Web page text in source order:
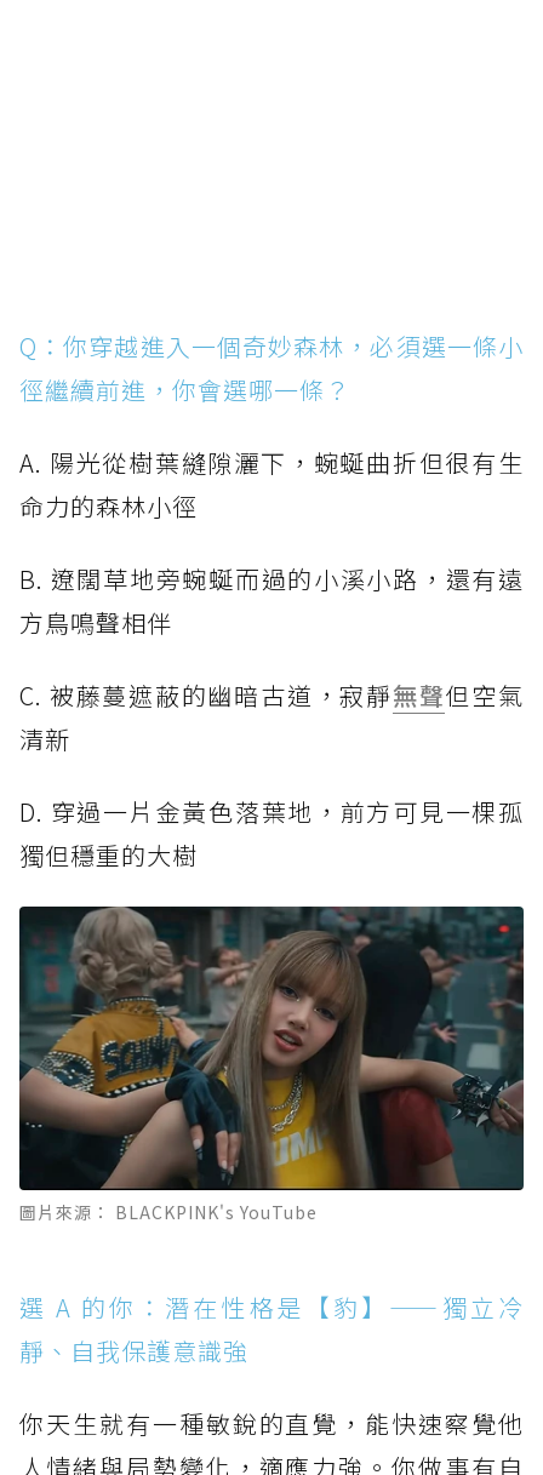
Q：你穿越進入一個奇妙森林，必須選一條小
徑繼續前進，你會選哪一條？
A. 陽光從樹葉縫隙灑下，蜿蜒曲折但很有生
命力的森林小徑
B. 遼闊草地旁蜿蜒而過的小溪小路，還有遠
方鳥鳴聲相伴
C. 被藤蔓遮蔽的幽暗古道，寂靜無聲但空氣
清新
D. 穿過一片金黃色落葉地，前方可見一棵孤
獨但穩重的大樹
圖片來源： BLACKPINK's YouTube
選 A 的你：潛在性格是【豹】——獨立冷
靜、自我保護意識強
你天生就有一種敏銳的直覺，能快速察覺他
人情緒與局勢變化，適應力強。你做事有自